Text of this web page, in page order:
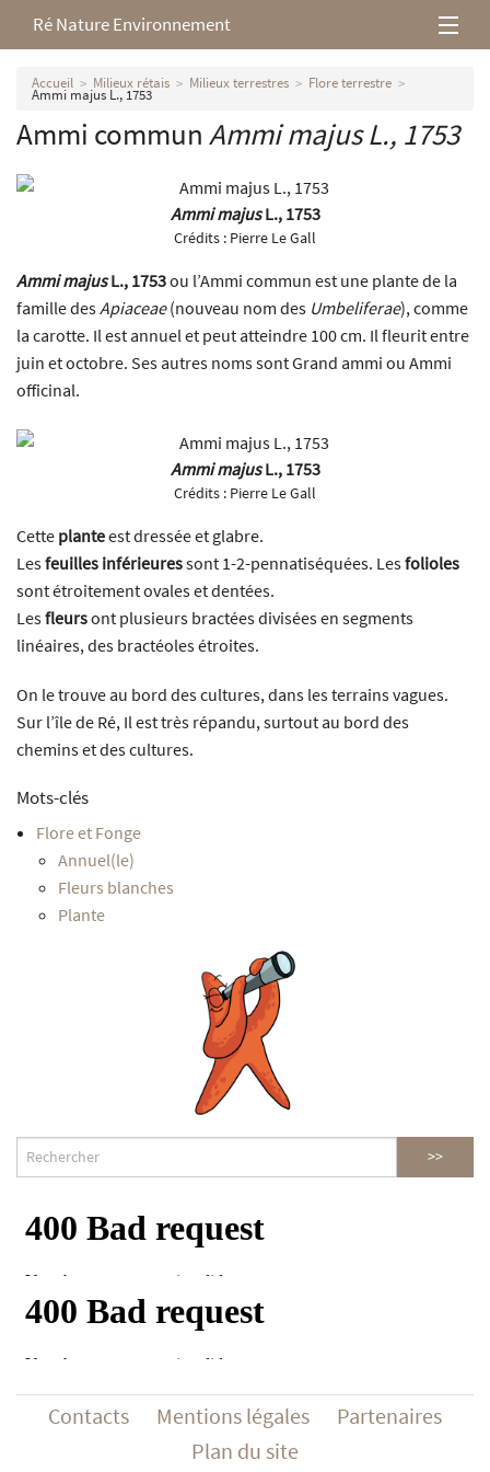
Ré Nature Environnement
L’association
Milieux rétais
Nos parutions
Accueil Milieux rétais Milieux terrestres Flore terrestre
Ammi majus L., 1753
Ammi commun Ammi majusL., 1753
Ammi majusL., 1753
Crédits : Pierre Le Gall
Ammi majusL., 1753ou l’Ammi commun est une plante de la
famille desApiaceae(nouveau nom des Umbeliferae), comme
la carotte. Il est annuel et peut atteindre 100 cm. Il fleurit entre
juin et octobre. Ses autres noms sont Grand ammi ou Ammi
officinal.
Ammi majusL., 1753
Crédits : Pierre Le Gall
Cette planteest dressée et glabre.
Lesfeuilles inférieuressont 1-2-pennatiséquées. Lesfolioles
sont étroitement ovales et dentées.
Lesfleursont plusieurs bractées divisées en segments
linéaires, des bractéoles étroites.
On le trouve au bord des cultures, dans les terrains vagues.
Sur l’île de Ré, Il est très répandu, surtout au bord des
chemins et des cultures.
Mots-clés
Flore et Fonge
Annuel(le)
Fleurs blanches
Plante
Contacts Mentions légales
Partenaires
Plan du site